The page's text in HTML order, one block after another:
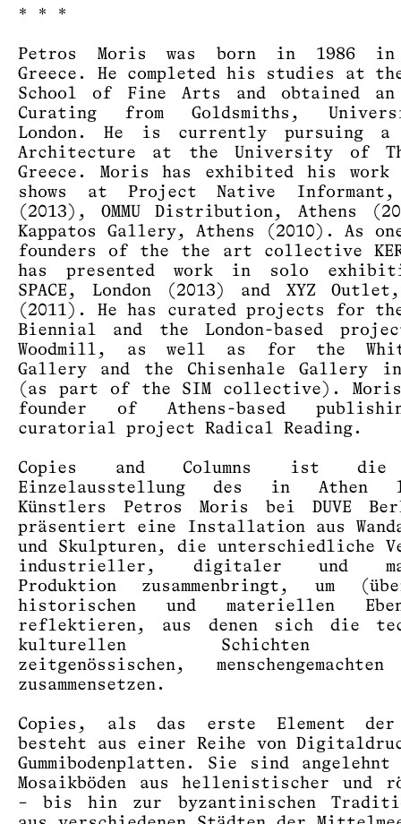
* * *
Petros Moris was born in 1986 in
Greece. He completed his studies at
School of Fine Arts and obtained an
Curating from Goldsmiths,
London. He is currently pursuing a
Architecture at the University of
Greece. Moris has exhibited his
shows at Project Native Informant,
(2013), OMMU Distribution, Athens
Kappatos Gallery, Athens (2010). As
founders of the the art collective
has presented work in solo
SPACE, London (2013) and XYZ
(2011). He has curated projects for
Biennial and the London-based
Woodmill, as well as for the
Gallery and the Chisenhale Gallery in
(as part of the SIM collective).
founder of Athens-based
curatorial project Radical Reading.
Copies and Columns ist
Einzelausstellung des in Athen
Künstlers Petros Moris bei DUVE
präsentiert eine Installation aus
und Skulpturen, die unterschiedliche
industrieller, digitaler und
Produktion zusammenbringt, um
historischen und materiellen
reflektieren, aus denen sich die
kulturellen Schichten
zeitgenössischen,
zusammensetzen.
Copies, als das erste Element der
besteht aus einer Reihe von
Gummibodenplatten. Sie sind
Mosaikböden aus hellenistischer und
– bis hin zur byzantinischen